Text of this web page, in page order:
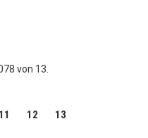
von 13.
11 12 13